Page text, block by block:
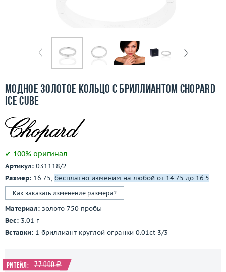
О компании
Контакты
3D-тур по шоуруму
Модное золотое кольцо с бриллиантом Chopard
Ice Cube
✔ 100% оригинал
Артикул: 031118/2
Размер: 16.75, бесплатно изменим на любой от 14.75 до 16.5
Как заказать изменение размера?
Материал: золото 750 пробы
Вес: 3.01 г
Вставки: 1 бриллиант круглой огранки 0.01ct 3/3
Ритейл: 77 000 ₽